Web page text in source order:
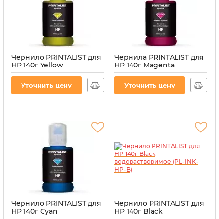
Чернило PRINTALIST для
HP 140г Yellow
водорастворимое (PL-
PL-INK-HP-Y
Уточнить цену
Чернила PRINTALIST для
HP 140г Magenta
водорастворимые (PL-
PL-INK-HP-M
Уточнить цену
Чернило PRINTALIST для
HP 140г Cyan
Чернило PRINTALIST для
HP 140г Black